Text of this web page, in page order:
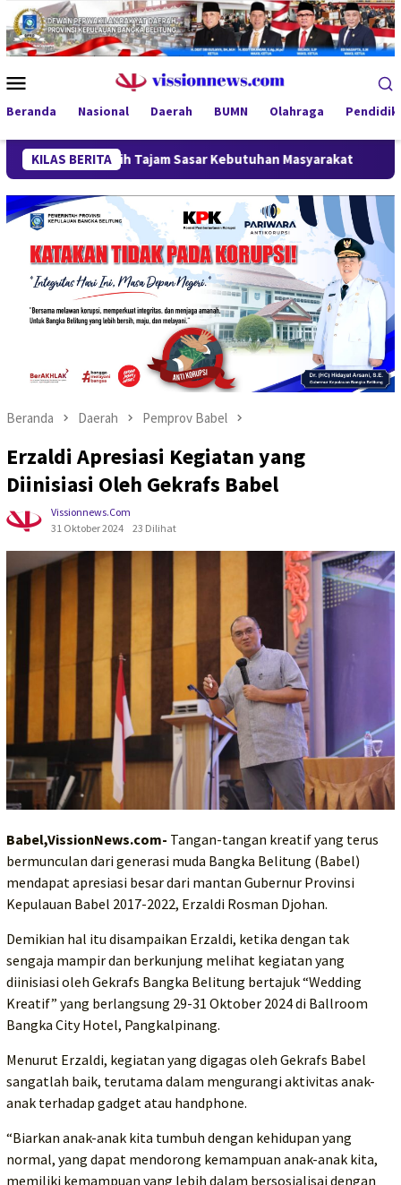
Loncat
ke
konten
Mobile
Beranda Nasional Daerah BUMN Olahraga
KILAS BERITA
Lebih Tajam Sasar Kebutuhan Masyarakat Aksi
Beranda Daerah Pemprov Babel
Erzaldi Apresiasi Kegiatan yang
Diinisiasi Oleh Gekrafs Babel
Vissionnews.com
31 Oktober 2024
23 Dilihat
Babel,VissionNews.com- Tangan-tangan kreatif yang terus
bermunculan dari generasi muda Bangka Belitung (Babel)
mendapat apresiasi besar dari mantan Gubernur Provinsi
Kepulauan Babel 2017-2022, Erzaldi Rosman Djohan.
Demikian hal itu disampaikan Erzaldi, ketika dengan tak
sengaja mampir dan berkunjung melihat kegiatan yang
diinisiasi oleh Gekrafs Bangka Belitung bertajuk “Wedding
Kreatif” yang berlangsung 29-31 Oktober 2024 di Ballroom
Bangka City Hotel, Pangkalpinang.
Menurut Erzaldi, kegiatan yang digagas oleh Gekrafs Babel
sangatlah baik, terutama dalam mengurangi aktivitas anak-
anak terhadap gadget atau handphone.
“Biarkan anak-anak kita tumbuh dengan kehidupan yang
normal, yang dapat mendorong kemampuan anak-anak kita,
memiliki kemampuan yang lebih dalam bersosialisai dengan